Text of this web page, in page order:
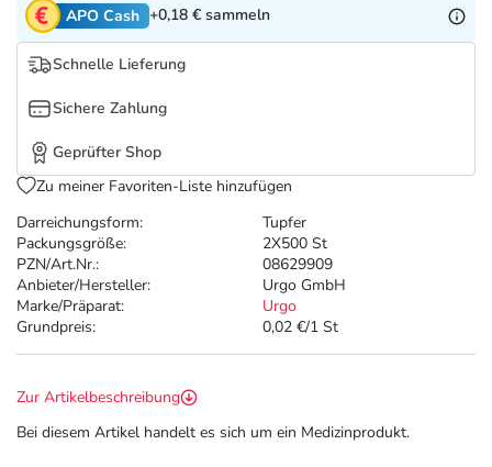
Vitamine & Mineralstoffe
Darreichungsform:
Tupfer
Packungsgröße:
2X500 St
PZN/Art.Nr.:
08629909
Anbieter/Hersteller:
Urgo GmbH
Marke/Präparat:
Urgo
Grundpreis:
0,02 €/1 St
APO Cash +0,18 € sammeln
Schnelle Lieferung
Sichere Zahlung
Geprüfter Shop
Zu meiner Favoriten-Liste hinzufügen
Zur Artikelbeschreibung
Bei diesem Artikel handelt es sich um ein Medizinprodukt.